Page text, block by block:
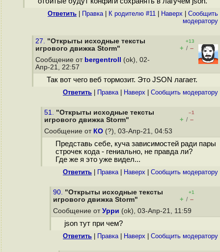
Ответить Правка| К родителю #11 Наверх
Cообщить
модератору
27. "Открыты исходные тексты
игрового движка Storm"
+13
+ / –
Сообщение от bergentroll
(ok), 02-
Апр-21, 22:57
Так вот чего веб тормозит. Это JSON лагает.
Ответить Правка| Наверх Cообщить модератору
51. "Открыты исходные тексты
игрового движка Storm"
–1
+ / –
Сообщение от КО (?), 03-Апр-21, 04:53
Представь себе, куча зависимостей ради пары
строчек кода - гениально, не правда ли?
Где же я это уже видел...
Ответить Правка| Наверх Cообщить модератору
90. "Открыты исходные тексты
игрового движка Storm"
+1
+ / –
Сообщение от Урри (ok), 03-Апр-21, 11:59
json тут при чем?
Ответить Правка| Наверх Cообщить модератору